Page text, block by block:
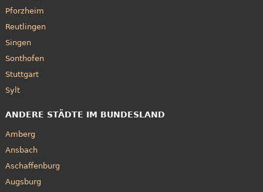
Pforzheim
Reutlingen
Singen
Sonthofen
Stuttgart
Sylt
ANDERE STÄDTE IM BUNDESLAND
Amberg
Ansbach
Aschaffenburg
Augsburg